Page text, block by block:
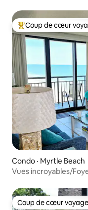
Coup de cœur
Coup de cœur
Condo · Myrtle Beach
Vues incroyables/
Coup de cœur
Coup de cœur